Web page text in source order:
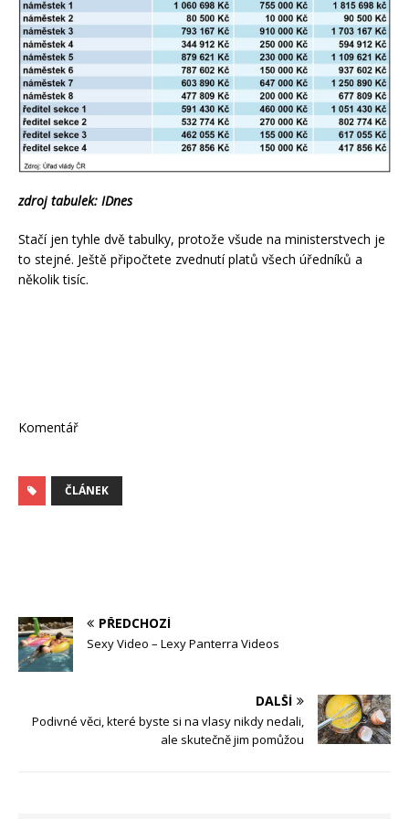
zdroj tabulek: IDnes
Stačí jen tyhle dvě tabulky, protože všude na ministerstvech je
to stejné. Ještě připočtete zvednutí platů všech úředníků a
několik tisíc.
Komentář
ČLÁNEK
PŘEDCHOZÍ
Sexy Video – Lexy Panterra Videos
DALŠÍ
Podivné věci, které byste si na vlasy nikdy nedali,
ale skutečně jim pomůžou